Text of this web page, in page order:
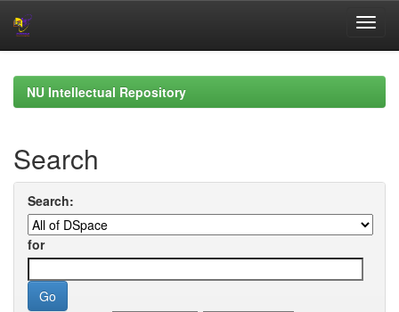
navigationNU Intellectual Repository
Search
Search:
for